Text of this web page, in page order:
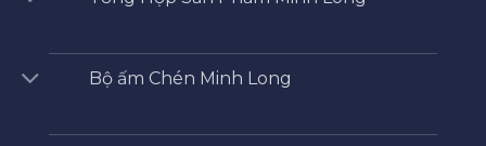
Bộ ấm Chén Minh Long